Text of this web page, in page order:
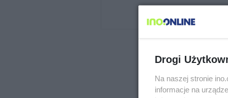
Drogi
Na naszej stronie
informacje na